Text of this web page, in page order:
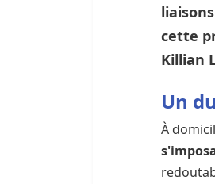
cette
Killian
Un
À